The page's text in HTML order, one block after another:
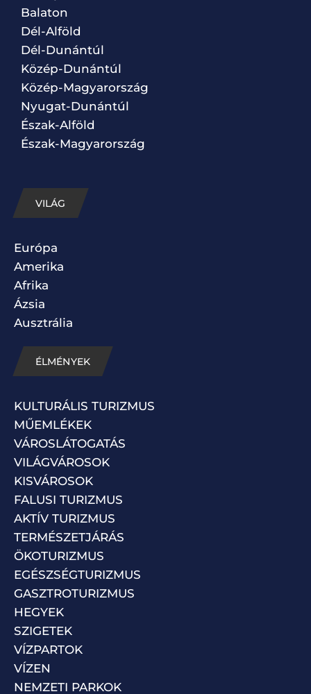
Balaton
Dél-Alföld
Dél-Dunántúl
Közép-Dunántúl
Közép-Magyarország
Nyugat-Dunántúl
Észak-Alföld
Észak-Magyarország
VILÁG
Európa
Amerika
Afrika
Ázsia
Ausztrália
ÉLMÉNYEK
KULTURÁLIS TURIZMUS
MŰEMLÉKEK
VÁROSLÁTOGATÁS
VILÁGVÁROSOK
KISVÁROSOK
FALUSI TURIZMUS
AKTÍV TURIZMUS
TERMÉSZETJÁRÁS
ÖKOTURIZMUS
EGÉSZSÉGTURIZMUS
GASZTROTURIZMUS
HEGYEK
SZIGETEK
VÍZPARTOK
VÍZEN
NEMZETI PARKOK